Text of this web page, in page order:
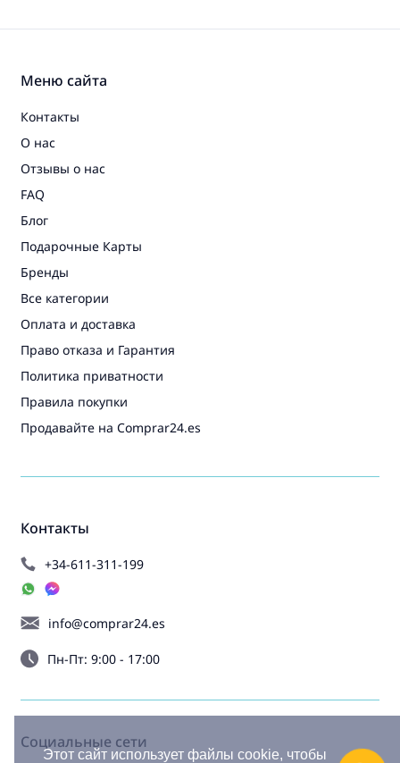
Этот сайт использует файлы cookie, чтобы
Контакты
+34-611-311-199
info@comprar24.es
Пн-Пт: 9:00 - 17:00
Меню сайта
Контакты
О нас
Отзывы о нас
FAQ
Блог
Подарочные Карты
Бренды
Все категории
Оплата и доставка
Право отказа и Гарантия
Политика приватности
Правила покупки
Продавайте на Comprar24.es
Социальные сети